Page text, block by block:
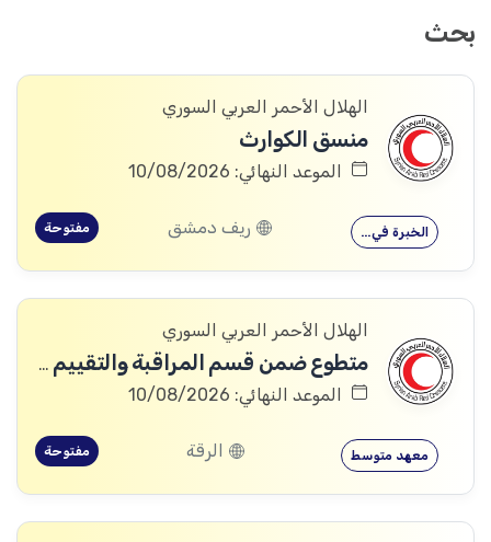
بحث
الهلال الأحمر العربي السوري
منسق الكوارث
الموعد النهائي: 10/08/2026
الخبرة في… ريف دمشق مفتوحة
الهلال الأحمر العربي السوري
متطوع ضمن قسم المراقبة والتقييم والتعلم (MEAL)
الموعد النهائي: 10/08/2026
معهد متوسط الرقة مفتوحة